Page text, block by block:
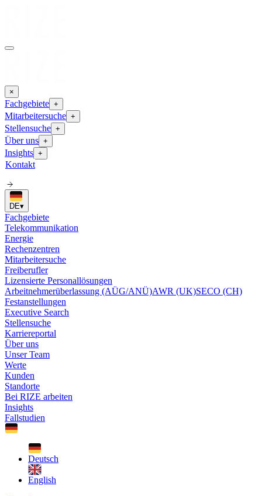
×
Fachgebiete +
Mitarbeitersuche +
Stellensuche +
Über uns +
Insights +
Kontakt
DE▾
Fachgebiete
Telekommunikation
Energie
Rechenzentren
Mitarbeitersuche
Freiberufler
Lizensierte Personallösungen
Arbeitnehmerüberlassung (AÜG/ANÜ)AWR (UK)SECO (CH)
Festanstellungen
Executive Search
Stellensuche
Karriereportal
Über uns
Unser Team
Werte
Kunden
Standorte
Bei RIZE arbeiten
Insights
Fallstudien
Deutsch
English